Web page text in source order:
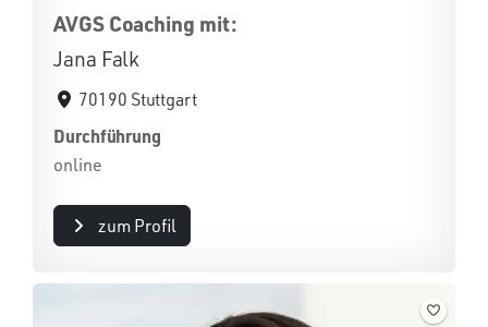
AVGS Coaching mit:
Jana Falk
70190 Stuttgart
Durchführung
online
zum Profil